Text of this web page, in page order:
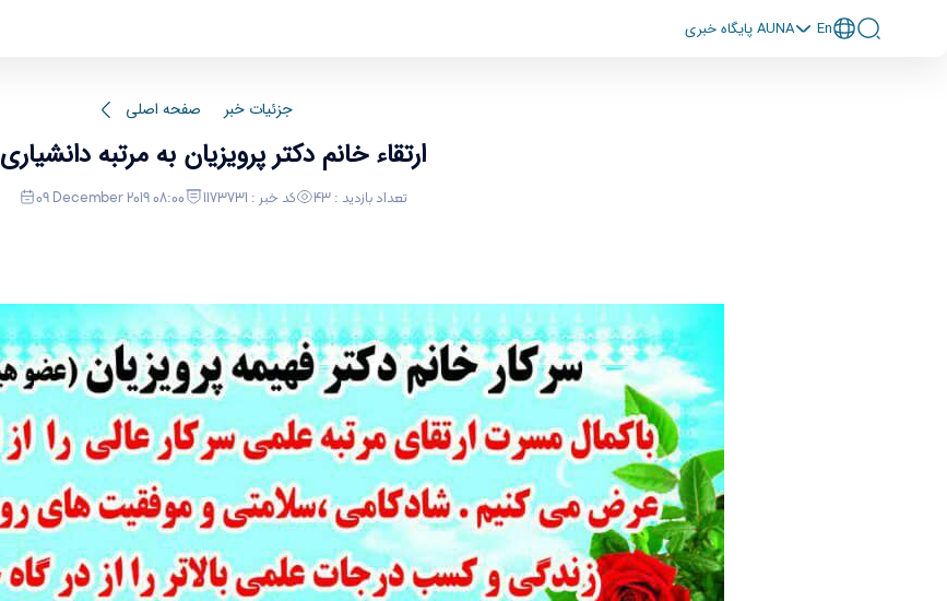
پايگاه خبری AUNA En
صفحه اصلی جزئیات خبر
ارتقاء خانم دکتر پرویزیان به مرتبه دانشیاری
09 December 2019 08:00 کد خبر : 1173731 تعداد بازدید : 43